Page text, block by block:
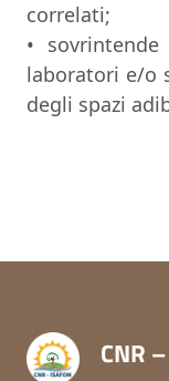
correlati;
•
laboratori e/o
degli spazi
CNR